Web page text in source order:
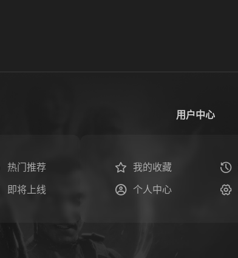
热门推荐
即将上线
用户中心
我的收藏
个人中心